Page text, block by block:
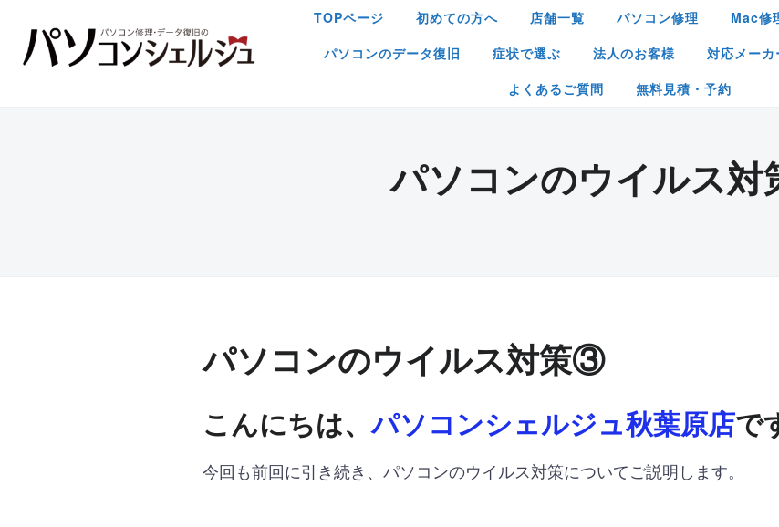
TOPページ 初めての方へ 店舗一覧 パソコン修理 Mac修
パソコンのデータ復旧
症状で選ぶ 法人のお客様 対応メーカ
よくあるご質問
無料見積・予約
パソコンのウイルス
パソコンのウイルス対策③
こんにちは、パソコンシェルジュ秋葉原店で
今回も前回に引き続き、パソコンのウイルス対策についてご説明します。